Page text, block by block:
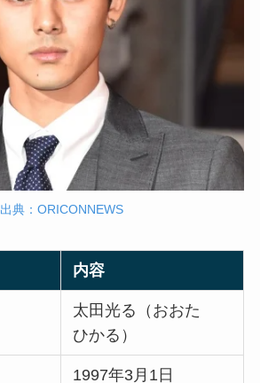
出典：ORICONNEWS
内容
太田光る（おおた
ひかる）
1997年3月1日